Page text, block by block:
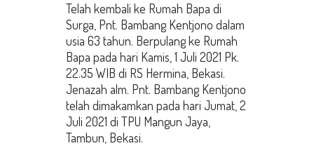
Telah kembali ke Rumah Bapa di
Surga, Pnt. Bambang Kentjono dalam
usia 63 tahun. Berpulang ke Rumah
Bapa pada hari Kamis, 1 Juli 2021 Pk.
22.35 WIB di RS Hermina, Bekasi.
Jenazah alm. Pnt. Bambang Kentjono
telah dimakamkan pada hari Jumat, 2
Juli 2021 di TPU Mangun Jaya,
Tambun, Bekasi.